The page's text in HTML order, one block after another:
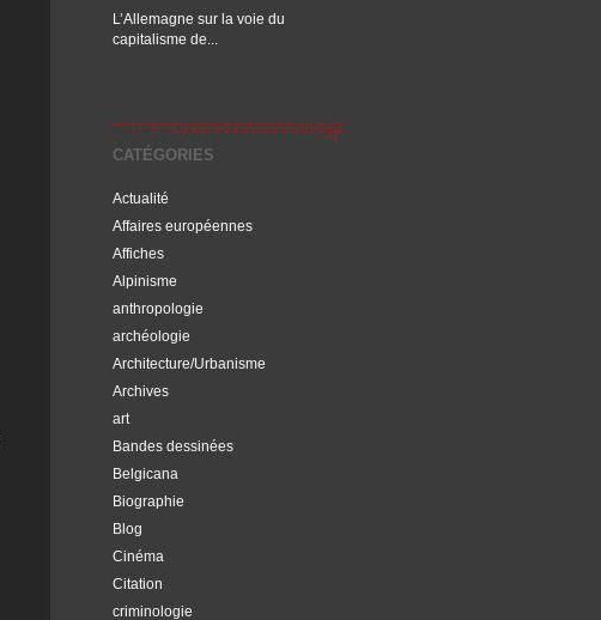
L’Allemagne sur la voie du
capitalisme de...
CATÉGORIES
Actualité
Affaires européennes
Affiches
Alpinisme
anthropologie
archéologie
Architecture/Urbanisme
Archives
art
Bandes dessinées
Belgicana
Biographie
Blog
Cinéma
Citation
criminologie